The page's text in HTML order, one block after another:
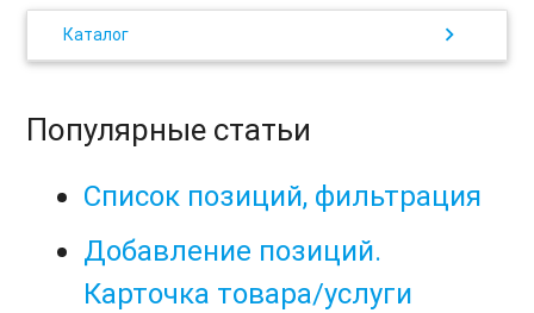
Каталог chevron_right
Популярные статьи
Список позиций, фильтрация
Добавление позиций.
Карточка товара/услуги